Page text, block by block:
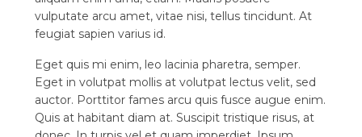
vulputate arcu amet, vitae nisi, tellus tincidunt. At
feugiat sapien varius id.
Eget quis mi enim, leo lacinia pharetra, semper.
Eget in volutpat mollis at volutpat lectus velit, sed
auctor. Porttitor fames arcu quis fusce augue enim.
Quis at habitant diam at. Suscipit tristique risus, at